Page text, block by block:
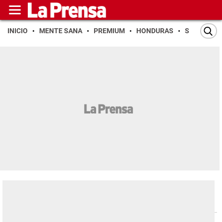
INICIO MENTE SANA PREMIUM HONDURAS SAN PEDRO